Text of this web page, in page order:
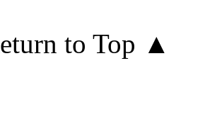
to Top ▲